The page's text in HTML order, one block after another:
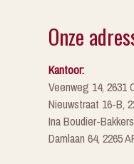
Onze
Kantoor:
Veenweg 14, 2631
Nieuwstraat 16-B,
Ina Boudier-
Damlaan 64, 2265